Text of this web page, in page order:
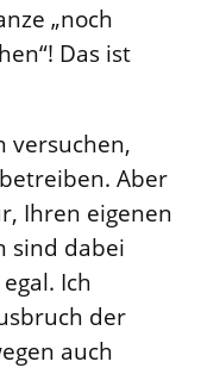
„noch
Das ist
versuchen,
Aber
Ihren eigenen
sind dabei
Ich
der
auch